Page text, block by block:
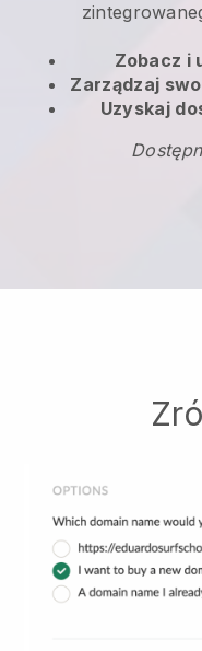
Zobacz i
Zarządzaj
Uzyskaj